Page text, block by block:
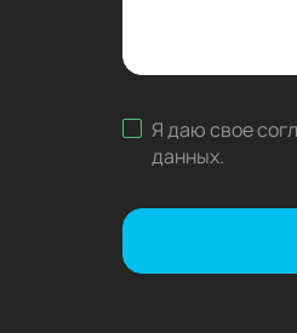
Я даю свое
данных.